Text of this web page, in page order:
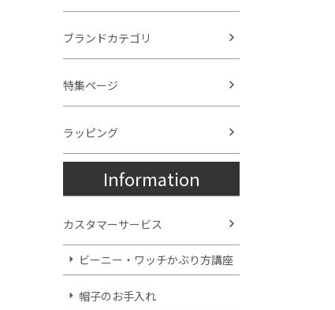
ブランドカテゴリ
特集ページ
ラッピング
Information
カスタマーサービス
ビーニー・ワッチかぶり方講座
帽子のお手入れ